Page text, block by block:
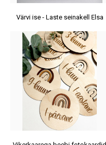
Värvi ise - Laste seinakell Elsa